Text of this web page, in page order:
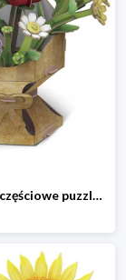
MGM 120-częściowe puzzle 3D "Flower bouquet - Roses" - 8+ rozmiar: onesize